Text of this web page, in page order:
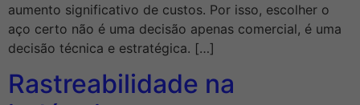
aumento significativo de custos. Por isso, escolher o
aço certo não é uma decisão apenas comercial, é uma
decisão técnica e estratégica. […]
Rastreabilidade na